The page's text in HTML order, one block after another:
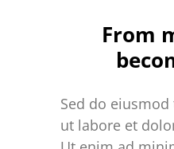
From
Sed do
ut labore et